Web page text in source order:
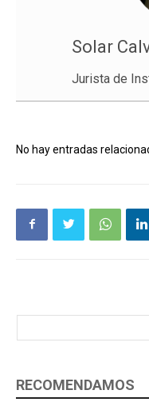
Solar
Jurista de
No hay entradas
RECOMENDAMOS